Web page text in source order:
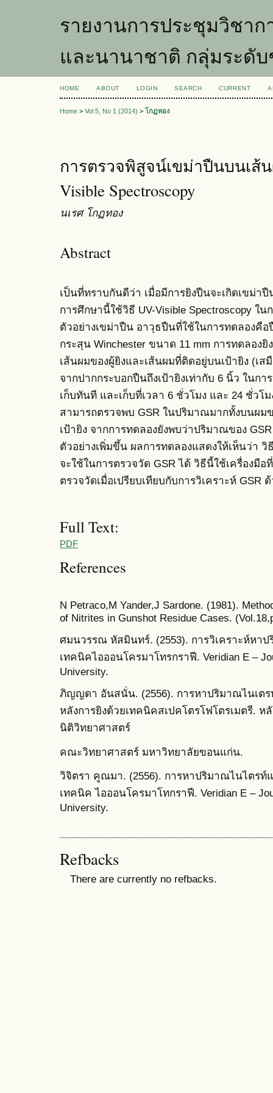
รายงานการประชุมวิชา
และนานาชาติ กลุ่มระดั
HOME ABOUT LOGIN SEARCH CURRENT
Home > Vol 5, No 1 (2014) > โกฏทอง
การตรวจพิสูจน์เขม่าปืนบนเส้
Visible Spectroscopy
นเรศ โกฏทอง
Abstract
เป็นที่ทราบกันดีว่า เมื่อมีการยิงปืนจะเกิดเขม่า
การศึกษานี้ใช้วิธี UV-Visible Spectroscopy ใ
ตัวอย่างเขม่าปืน อาวุธปืนที่ใช้ในการทดลองคื
กระสุน Winchester ขนาด 11 mm การทดลอง
เส้นผมของผู้ยิงและเส้นผมที่ติดอยู่บนเป้ายิง (เส
จากปากกระบอกปืนถึงเป้ายิงเท่ากับ 6 นิ้ว ในก
เก็บทันที และเก็บที่เวลา 6 ชั่วโมง และ 24 ชั่ว
สามารถตรวจพบ GSR ในปริมาณมากทั้งบนผม
เป้ายิง จากการทดลองยังพบว่าปริมาณของ
ตัวอย่างเพิ่มขึ้น ผลการทดลองแสดงให้เห็นว่า วิ
จะใช้ในการตรวจวัด GSR ได้ วิธีนี้ใช้เครื่องมื
ตรวจวัดเมื่อเปรียบเทียบกับการวิเคราะห์ GSR
Full Text:
PDF
References
N Petraco,M Yander,J Sardone. (1981).
of Nitrites in Gunshot Residue Cases.
ศมนวรรณ หัสมินทร์. (2553). การวิเคราะห์หา
เทคนิคไอออนโครมาโทรกราฟี. Veridian E –
University.
ภิญญดา อันสนั่น. (2556). การหาปริมาณไนเต
หลังการยิงด้วยเทคนิคสเปคโตรโฟโตรเมตรี.
นิติวิทยาศาสตร์
คณะวิทยาศาสตร์ มหาวิทยาลัยขอนแก่น.
วิจิตรา คูณมา. (2556). การหาปริมาณไนไตรท์
เทคนิค ไอออนโครมาโทกราฟี. Veridian E –
University.
Refbacks
There are currently no refbacks.